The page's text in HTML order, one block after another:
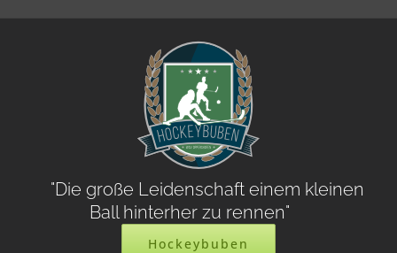
"Die große Leidenschaft einem kleinen
Ball hinterher zu rennen"
Hockeybuben